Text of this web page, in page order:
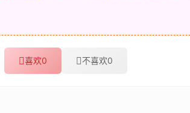
喜欢0 不喜欢0